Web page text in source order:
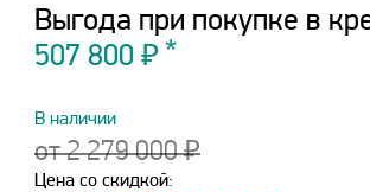
Выгода при покупке в
507 800 ₽
В наличии
от 2 279 000 ₽
Цена со скидкой: